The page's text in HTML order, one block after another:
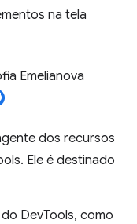
na tela
Emelianova
dos recursos
Ele é destinado
DevTools, como